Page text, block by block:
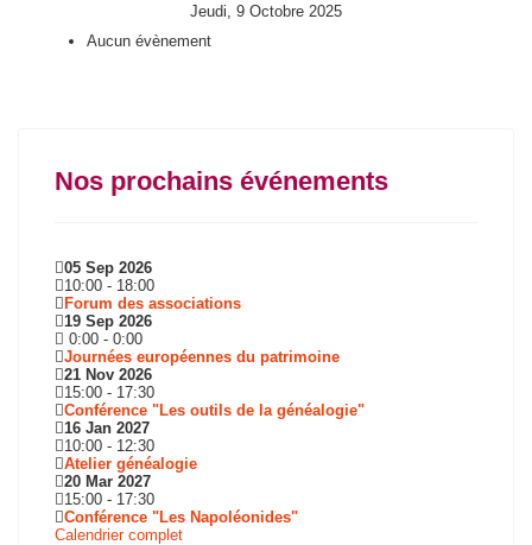
Jeudi, 9 Octobre 2025
Aucun évènement
Nos prochains événements
05 Sep 2026
10:00 - 18:00
Forum des associations
19 Sep 2026
0:00 - 0:00
Journées européennes du patrimoine
21 Nov 2026
15:00 - 17:30
Conférence "Les outils de la généalogie"
16 Jan 2027
10:00 - 12:30
Atelier généalogie
20 Mar 2027
15:00 - 17:30
Conférence "Les Napoléonides"
Calendrier complet